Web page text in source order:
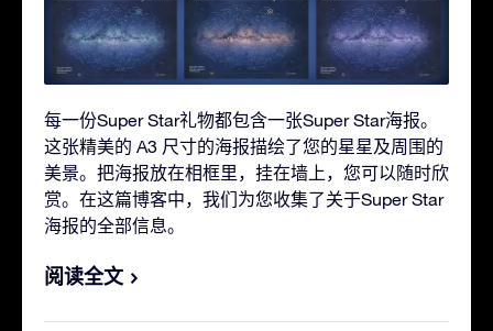
每一份Super Star礼物都包含一张Super Star海报。
这张精美的 A3 尺寸的海报描绘了您的星星及周围的
美景。把海报放在相框里，挂在墙上，您可以随时欣
赏。在这篇博客中，我们为您收集了关于Super Star
海报的全部信息。
阅读全文